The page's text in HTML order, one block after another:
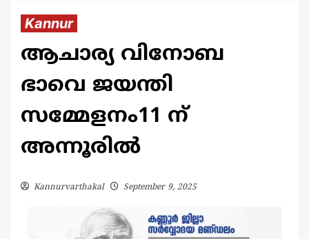
Kannur
ആചാര്യ വിനോബ
ഭാവെ ജയന്തി
സമ്മേളനം11 ന്
അന്നൂരിൽ
Kannurvarthakal September 9, 2025